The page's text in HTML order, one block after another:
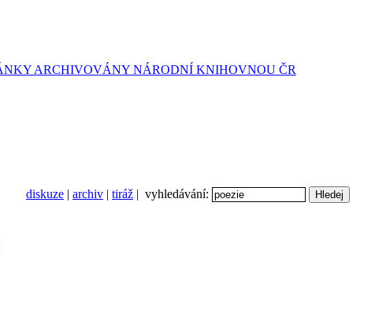
diskuze | archiv | tiráž | vyhledávání: